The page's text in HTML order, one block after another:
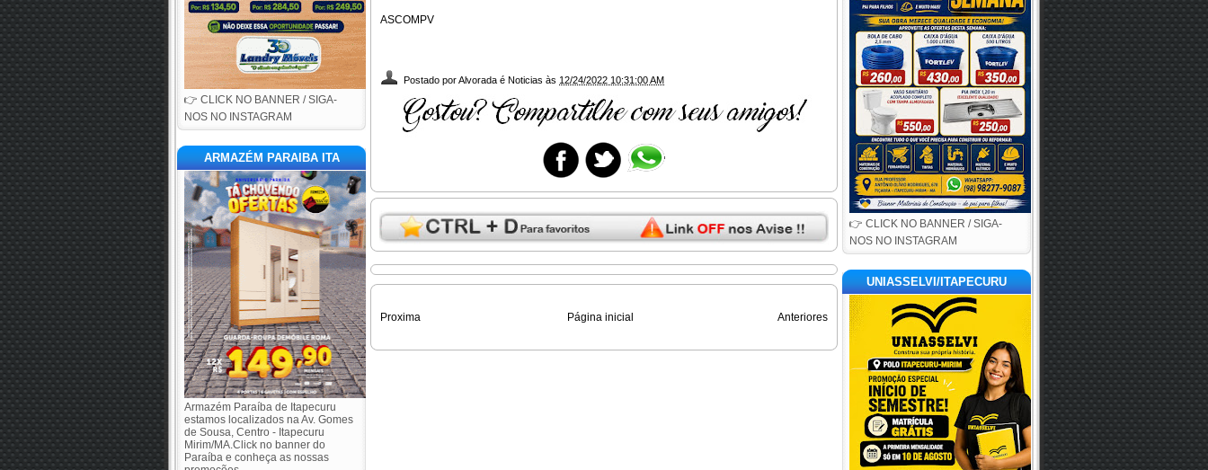
👉 CLICK NO BANNER / SIGA-
NOS NO INSTAGRAM
ARMAZÉM PARAIBA ITA
Armazém Paraíba de Itapecuru
estamos localizados na Av. Gomes
de Sousa, Centro - Itapecuru
Mirim/MA.Click no banner do
Paraíba e conheça as nossas
ASCOMPV
Postado porAlvorada é Noticias às 12/24/2022 10:31:00 AM
Proxima Anteriores
Página inicial
👉 CLICK NO BANNER / SIGA-
NOS NO INSTAGRAM
UNIASSELVI/ITAPECURU